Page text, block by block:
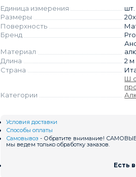
Единица измерения
шт.
Размеры
Поверхность
Бренд
Материал
Длина
2 м
Страна
Категории
Ш
Условия доставки
Способы оплаты
Самовывоз - Обратите внимание!
мы ведем только обработку заказов.
Есть